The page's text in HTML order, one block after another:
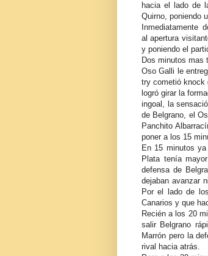
hacia el lado de
Quirno, poniendo
Inmediatamente
al apertura
y poniendo el
Dos minutos mas
Oso Galli le
try cometió knock
logró girar la
ingoal, la
de Belgrano, el
Panchito
poner a los 15
En 15 minutos
Platatenía mayor
defensa de
dejaban avanzar
Por el lado de
Canarios y que
Recién a los 20
salir Belgrano
Marrón pero la
rival hacia atrás.